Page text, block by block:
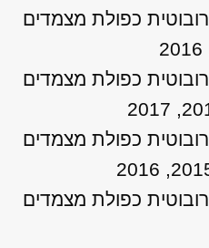
אסטון מרטין ונטאג’ 4.7 רובוטית כפולת מצמדים
אסטון מרטין ונטאג’ 4.7 רובוטית כפולת מצמדים
אסטון מרטין ונטאג’ 4.7 רובוטית כפולת מצמדים
אסטון מרטין ונטאג’ 4.7 רובוטית כפולת מצמדים